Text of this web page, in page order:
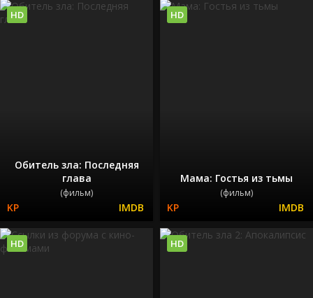
Обитель зла: Последняя
глава
(фильм)
HD
Мама: Гостья из тьмы
(фильм)
HD
HD HD